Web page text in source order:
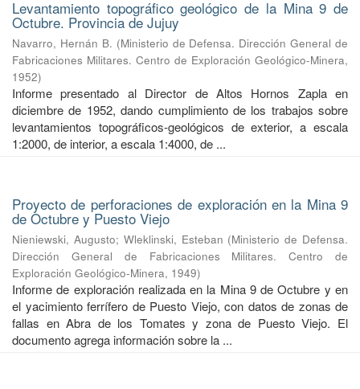
Levantamiento topográfico geológico de la Mina 9 de
Octubre. Provincia de Jujuy
Navarro, Hernán B. (Ministerio de Defensa. Dirección General de
Fabricaciones Militares. Centro de Exploración Geológico-Minera,
1952)
Informe presentado al Director de Altos Hornos Zapla en
diciembre de 1952, dando cumplimiento de los trabajos sobre
levantamientos topográficos-geológicos de exterior, a escala
1:2000, de interior, a escala 1:4000, de ...
Proyecto de perforaciones de exploración en la Mina 9
de Octubre y Puesto Viejo
Nieniewski, Augusto; Wleklinski, Esteban (Ministerio de Defensa.
Dirección General de Fabricaciones Militares. Centro de
Exploración Geológico-Minera, 1949)
Informe de exploración realizada en la Mina 9 de Octubre y en
el yacimiento ferrífero de Puesto Viejo, con datos de zonas de
fallas en Abra de los Tomates y zona de Puesto Viejo. El
documento agrega información sobre la ...